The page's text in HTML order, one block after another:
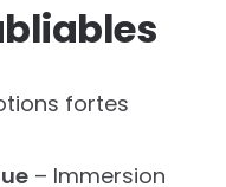
fortes
– Immersion